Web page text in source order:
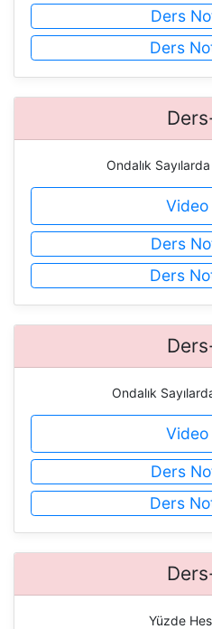
Ders
Ders
Ondalık
Video
Ders
Ders
Ondalık
Video
Ders
Ders
Yüzde